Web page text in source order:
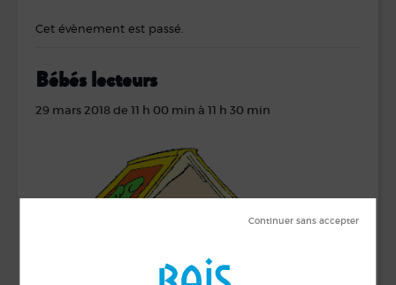
Cet évènement est passé.
Bébés lecteurs
29 mars 2018 de 11 h 00 min à 11 h 30 min